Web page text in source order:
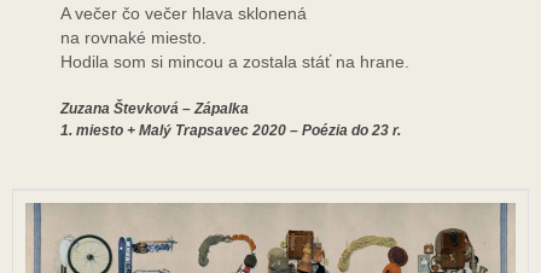
A večer čo večer hlava sklonená
na rovnaké miesto.
Hodila som si mincou a zostala stáť na hrane.
Zuzana Števková – Zápalka
1. miesto + Malý Trapsavec 2020 – Poézia do 23 r.